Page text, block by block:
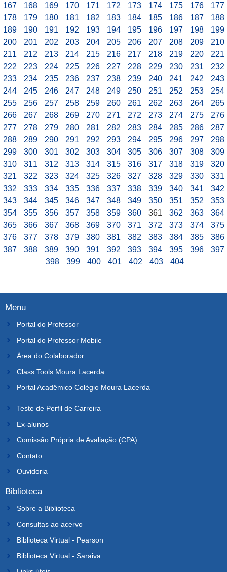
167
168 169 170 171 172 173 174 175 176
177
178
179 180 181 182 183 184 185 186 187
188
189
190 191 192 193 194 195 196 197 198
199
200
201 202 203 204 205 206 207 208 209
210
211
212 213 214 215 216 217 218 219 220
221
222
223 224 225 226 227 228 229 230 231
232
233
234 235 236 237 238 239 240 241 242
243
244
245 246 247 248 249 250 251 252 253
254
255
256 257 258 259 260 261 262 263 264
265
266
267 268 269 270 271 272 273 274 275
276
277
278 279 280 281 282 283 284 285 286
287
288
289 290 291 292 293 294 295 296 297
298
299
300 301 302 303 304 305 306 307 308
309
310
311 312 313 314 315 316 317 318 319
320
321
322 323 324 325 326 327 328 329 330
331
332
333 334 335 336 337 338 339 340 341
342
343
344 345 346 347 348 349 350 351 352
353
354
355 356 357 358 359 360 361 362 363
364
365
366 367 368 369 370 371 372 373 374
375
376
377 378 379 380 381 382 383 384 385
386
387
388 389 390 391 392 393 394 395 396
397
398
399 400 401 402 403 404
Menu
Portal do Professor
Portal do Professor Mobile
Área do Colaborador
Class Tools Moura Lacerda
Portal Acadêmico Colégio Moura Lacerda
Teste de Perfil de Carreira
Ex-alunos
Comissão Própria de Avaliação (CPA)
Contato
Ouvidoria
Biblioteca
Sobre a Biblioteca
Consultas ao acervo
Biblioteca Virtual - Pearson
Biblioteca Virtual - Saraiva